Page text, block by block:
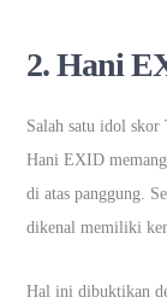
2. Hani
Salah satu idol
Hani EXID
di atas panggung.
dikenal memiliki
Hal ini dibuktikan